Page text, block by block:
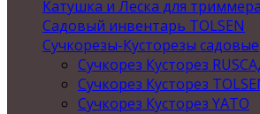
Катушка и Леска для триммера
Садовый инвентарь TOLSEN
Сучкорезы-Кусторезы садовые
Сучкорез Кусторез
Сучкорез Кусторез
Сучкорез Кусторез YATO